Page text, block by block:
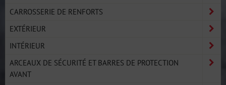
CARROSSERIE DE RENFORTS
EXTÉRIEUR
INTÉRIEUR
ARCEAUX DE SÉCURITÉ ET BARRES DE PROTECTION
AVANT